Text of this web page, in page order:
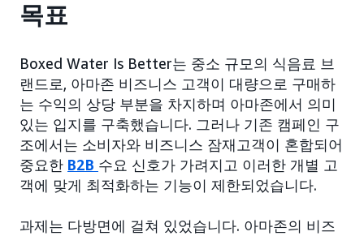
목표
Boxed Water Is Better는 중소 규모의 식음료 브
랜드로, 아마존 비즈니스 고객이 대량으로 구매하
는 수익의 상당 부분을 차지하며 아마존에서 의미
있는 입지를 구축했습니다. 그러나 기존 캠페인 구
조에서는 소비자와 비즈니스 잠재고객이 혼합되어
중요한 B2B 수요 신호가 가려지고 이러한 개별 고
객에 맞게 최적화하는 기능이 제한되었습니다.
과제는 다방면에 걸쳐 있었습니다. 아마존의 비즈